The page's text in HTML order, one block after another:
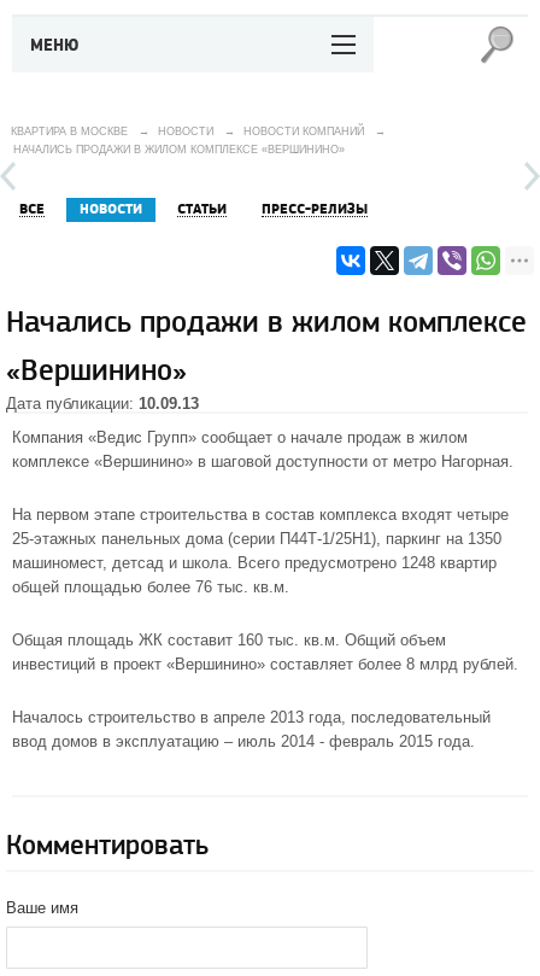
МЕНЮ
КВАРТИРА В МОСКВЕ → НОВОСТИ → НОВОСТИ КОМПАНИЙ
→
НАЧАЛИСЬ ПРОДАЖИ В ЖИЛОМ КОМПЛЕКСЕ «ВЕРШИНИНО»
ВСЕ НОВОСТИ СТАТЬИ ПРЕСС-РЕЛИЗЫ
Начались продажи в жилом комплексе
«Вершинино»
Дата публикации: 10.09.13
Компания «Ведис Групп» сообщает о начале продаж в жилом
комплексе «Вершинино» в шаговой доступности от метро Нагорная.
На первом этапе строительства в состав комплекса входят четыре
25-этажных панельных дома (серии П44Т-1/25Н1), паркинг на 1350
машиномест, детсад и школа. Всего предусмотрено 1248 квартир
общей площадью более 76 тыс. кв.м.
Общая площадь ЖК составит 160 тыс. кв.м. Общий объем
инвестиций в проект «Вершинино» составляет более 8 млрд рублей.
Началось строительство в апреле 2013 года, последовательный
ввод домов в эксплуатацию – июль 2014 - февраль 2015 года.
Комментировать
Ваше имя